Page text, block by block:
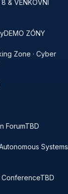
8 & VENKOVNÍ
DEMO ZÓNY
Zone · Cyber
ForumTBD
Systems
TBD